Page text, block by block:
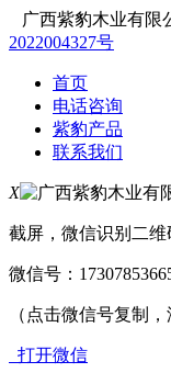
广西紫豹木业有
2022004327号
首页
电话咨询
紫豹产品
联系我们
X
截屏，微信识别二维
微信号：
（点击微信号复制，
打开微信